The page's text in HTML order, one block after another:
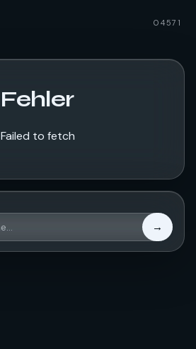
04571
Fehler
Failed to fetch
→